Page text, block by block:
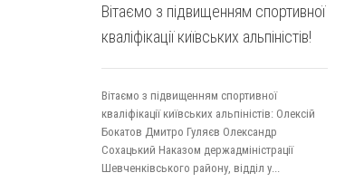
Вітаємо з підвищенням спортивної
кваліфікації київських альпіністів!
Вітаємо з підвищенням спортивної
кваліфікації київських альпіністів: Олексій
Бокатов Дмитро Гуляєв Олександр
Сохацький Наказом держадміністрації
Шевченківського району, відділ у...